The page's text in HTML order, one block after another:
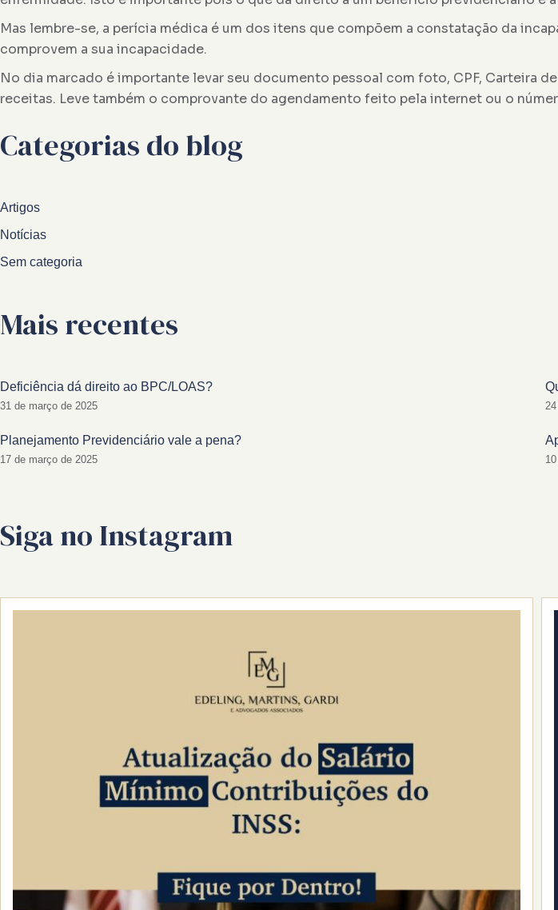
Mas lembre-se, a perícia médica é um dos itens que compõem a constatação da
comprovem a sua incapacidade.
No dia marcado é importante levar seu documento pessoal com foto, CPF, Carteira
receitas. Leve também o comprovante do agendamento feito pela internet ou o
Categorias do blog
Artigos
Notícias
Sem categoria
Mais recentes
Deficiência dá direito ao BPC/LOAS?
31 de março de 2025
Planejamento Previdenciário vale a pena?
17 de março de 2025
Siga no Instagram